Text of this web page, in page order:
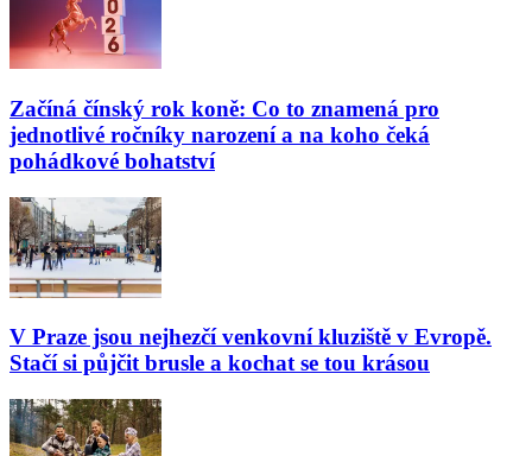
Začíná čínský rok koně: Co to znamená pro
jednotlivé ročníky narození a na koho čeká
pohádkové bohatství
V Praze jsou nejhezčí venkovní kluziště v Evropě.
Stačí si půjčit brusle a kochat se tou krásou